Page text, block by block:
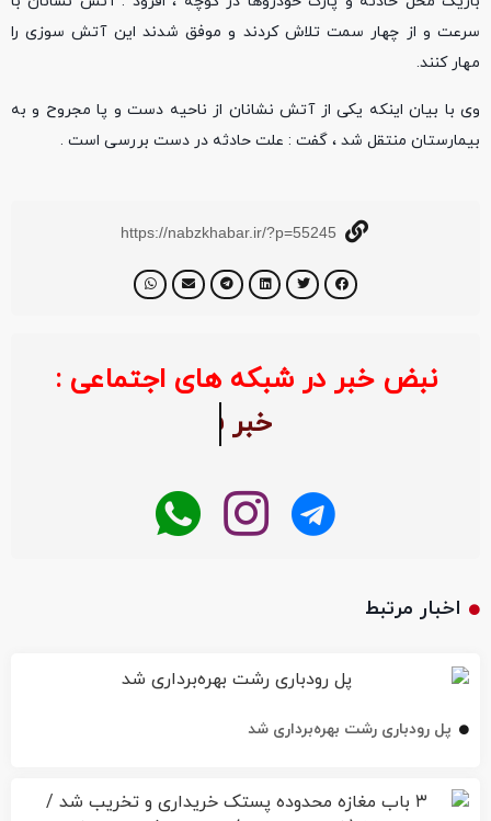
سرعت و از چهار سمت تلاش کردند و موفق شدند این آتش سوزی را
مهار کنند.
وی با بیان اینکه یکی از آتش نشانان از ناحیه دست و پا مجروح و به
بیمارستان منتقل شد ، گفت : علت حادثه در دست بررسی است .
https://nabzkhabar.ir/?p=55245
نبض خبر در شبکه های اجتماعی :
پل رودباری رشت بهره‌برداری شد